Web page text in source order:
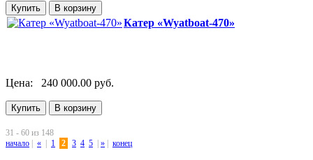
Катер «Wyatboat-470»
Цена: 240 000.00 руб.
31 - 60 из 148
начало | « | 1 2 3 4 5 | » | конец